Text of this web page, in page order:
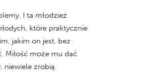
I ta młodzież
które praktycznie
jakim on jest, bez
Miłość może mu dać
niewiele zrobią.